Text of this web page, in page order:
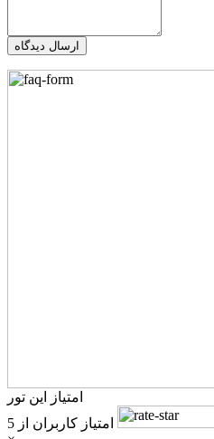
امتیاز این تور
امتیاز کاربران از 5